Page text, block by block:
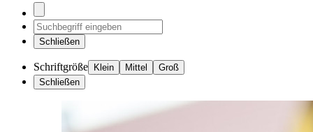
Schließen
Schriftgröße Klein Mittel
Groß
Schließen